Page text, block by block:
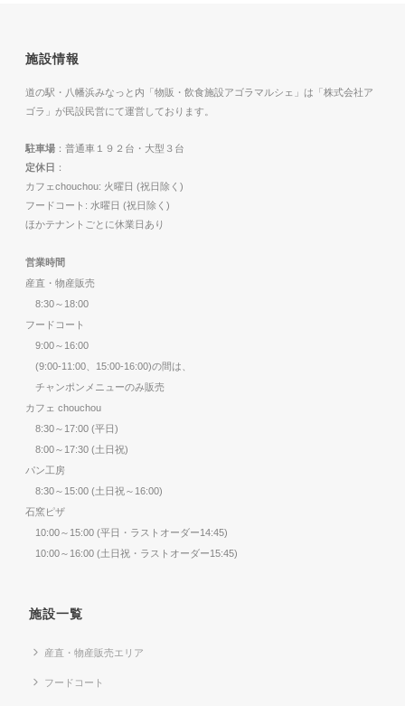
施設情報
道の駅・八幡浜みなっと内「物販・飲食施設アゴラマルシェ」は「株式会社ア
ゴラ」が民設民営にて運営しております。
駐車場 ：普通車１９２台・大型３台
定休日 ：
カフェchouchou: 火曜日 (祝日除く)
フードコート: 水曜日 (祝日除く)
ほかテナントごとに休業日あり
営業時間
産直・物産販売
8:30～18:00
フードコート
9:00～16:00
(9:00-11:00、15:00-16:00)の間は、
チャンポンメニューのみ販売
カフェ chouchou
8:30～17:00 (平日)
8:00～17:30 (土日祝)
パン工房
8:30～15:00 (土日祝～16:00)
石窯ピザ
10:00～15:00 (平日・ラストオーダー14:45)
10:00～16:00 (土日祝・ラストオーダー15:45)
施設一覧
産直・物産販売エリア
フードコート